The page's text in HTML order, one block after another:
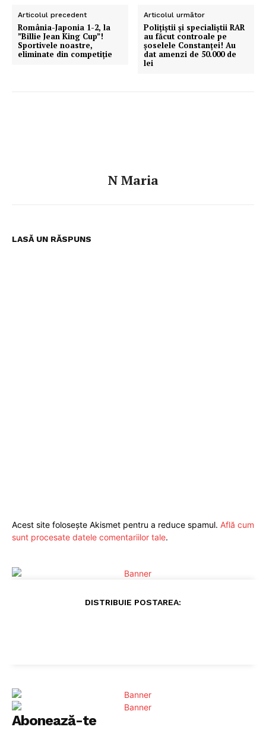
Articolul precedent
România-Japonia 1-2, la
”Billie Jean King Cup”!
Sportivele noastre,
eliminate din competiție
Articolul următor
Polițiștii și specialiștii RAR
au făcut controale pe
șoselele Constanței! Au
dat amenzi de 50.000 de
lei
N Maria
LASĂ UN RĂSPUNS
Acest site folosește Akismet pentru a reduce spamul. Află cum
sunt procesate datele comentariilor tale.
DISTRIBUIE POSTAREA:
Abonează-te